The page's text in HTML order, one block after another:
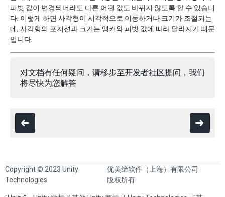
피벗 값이 변경되더라도 다른 어떤 값도 바뀌지 않도록 할 수 있습니
다. 이렇게 하면 사각형이 시각적으로 이동하거나 크기가 조절되는
데, 사각형의 포지션과 크기는 앵커와 피벗 값에 따라 달라지기 때문
입니다.
对文档有任何疑问，请移步至开发者社区提问，我们
将尽快为您解答
Copyright © 2023 Unity
Technologies
优美缔软件（上海）有限公司
版权所有